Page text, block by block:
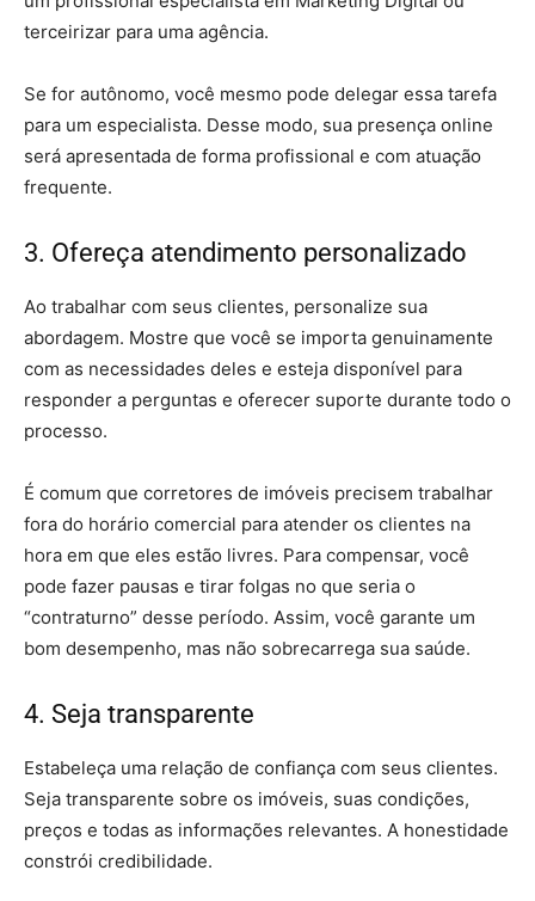
terceirizar para uma agência.
Se for autônomo, você mesmo pode delegar essa tarefa
para um especialista. Desse modo, sua presença online
será apresentada de forma profissional e com atuação
frequente.
3. Ofereça atendimento personalizado
Ao trabalhar com seus clientes, personalize sua
abordagem. Mostre que você se importa genuinamente
com as necessidades deles e esteja disponível para
responder a perguntas e oferecer suporte durante todo o
processo.
É comum que corretores de imóveis precisem trabalhar
fora do horário comercial para atender os clientes na
hora em que eles estão livres. Para compensar, você
pode fazer pausas e tirar folgas no que seria o
“contraturno” desse período. Assim, você garante um
bom desempenho, mas não sobrecarrega sua saúde.
4. Seja transparente
Estabeleça uma relação de confiança com seus clientes.
Seja transparente sobre os imóveis, suas condições,
preços e todas as informações relevantes. A honestidade
constrói credibilidade.